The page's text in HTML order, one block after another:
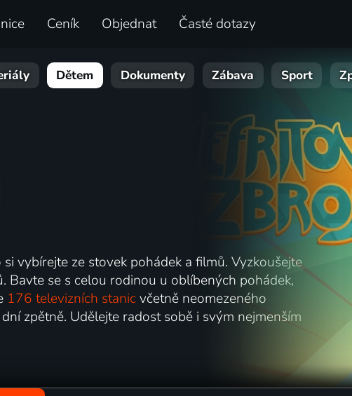
Ceník Objednat Časté dotazy
Dětem Dokumenty Zábava Sport
vybírejte ze stovek pohádek a filmů. Vyzkoušejte
Bavte se s celou rodinou u oblíbených pohádek,
176 televizních stanicvčetně neomezeného
zpětně. Udělejte radost sobě i svým nejmenším